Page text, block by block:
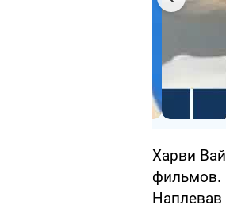
Харви
фильмов.
Наплевав